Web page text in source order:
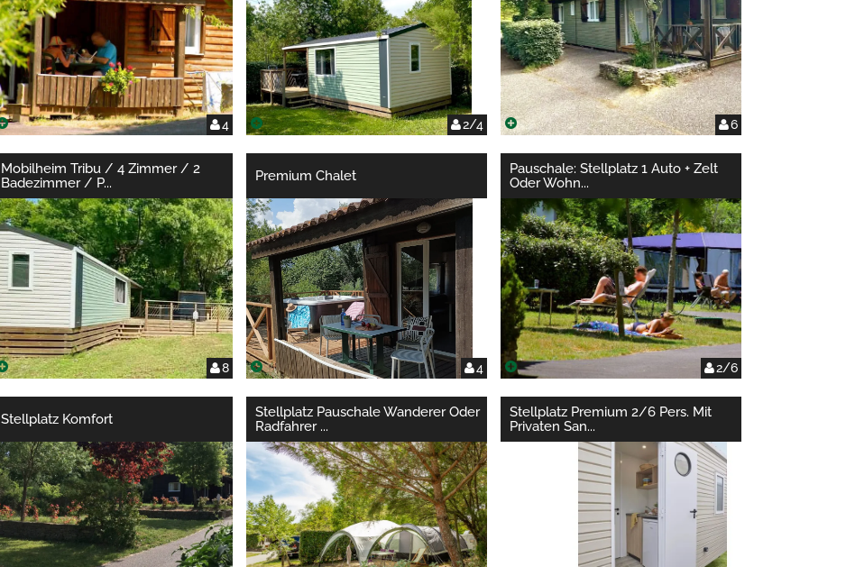
4 2/4 6
8
Mobilheim Tribu / 4 Zimmer / 2
Badezimmer / P...
4
Premium Chalet
2/6
Pauschale: Stellplatz 1 Auto + Zelt
Oder Wohn...
Stellplatz Komfort
Stellplatz Pauschale Wanderer Oder
Radfahrer ...
Stellplatz Premium 2/6 Pers. Mit
Privaten San...